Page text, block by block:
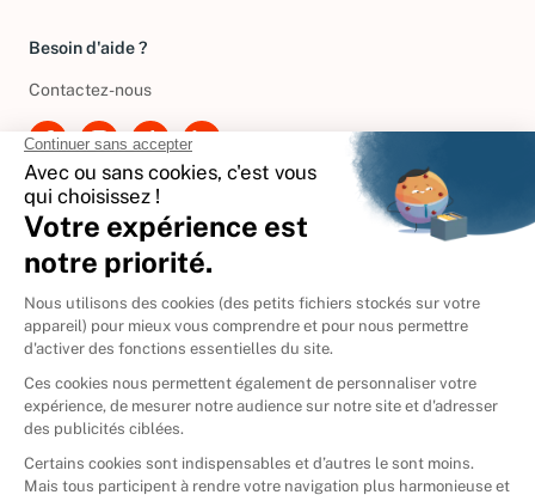
Besoin d'aide ?
Contactez-nous
International
🇪🇸 Espagne
🇩🇪Allemagne
🇮🇹 Italie